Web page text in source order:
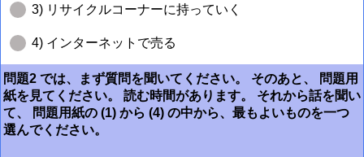
3) リサイクルコーナーに持っていく
4) インターネットで売る
問題2 では、まず質問を聞いてください。 そのあと、 問題用
紙を見てください。 読む時間があります。 それから話を聞い
て、 問題用紙の (1) から (4) の中から、最もよいものを一つ
選んでください。